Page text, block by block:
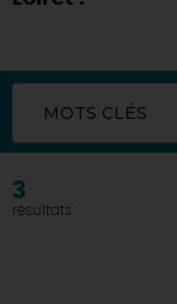
MOTS CLÉS
3
résultats